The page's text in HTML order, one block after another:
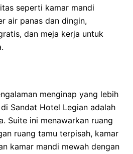
seperti kamar mandi
air panas dan dingin,
dan meja kerja untuk
menginap yang lebih
Sandat Hotel Legian adalah
Suite ini menawarkan ruang
ruang tamu terpisah, kamar
kamar mandi mewah dengan